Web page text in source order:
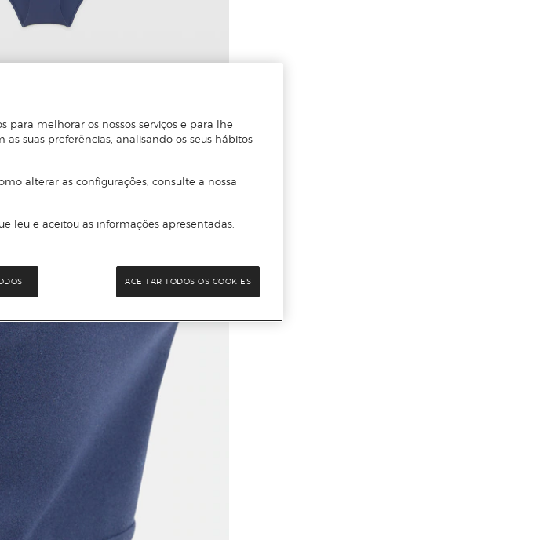
para melhorar os nossos serviços e para lhe
suas preferências, analisando os seus hábitos
alterar as configurações, consulte a nossa
leu e aceitou as informações apresentadas.
ACEITAR TODOS OS COOKIES